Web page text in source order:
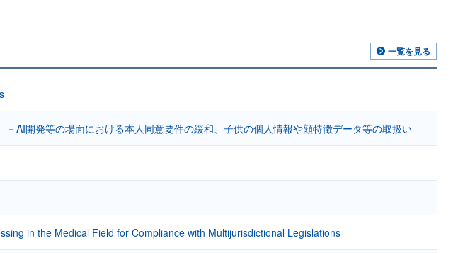
一覧を見る
AI開発等の場面における本人同意要件の緩和、子供の個人情報や顔特徴データ等の取扱い
in the Medical Field for Compliance with Multijurisdictional Legislations